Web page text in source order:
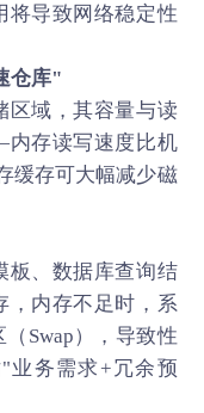
将导致网络稳定性
仓库"
区域，其容量与读
存读写速度比机
缓存可大幅减少磁
板、数据库查询结
，内存不足时，系
Swap），导致性
业务需求+冗余预